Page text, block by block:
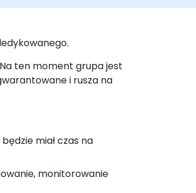
ten moment grupa jest
i rusza na
miał czas na
monitorowanie